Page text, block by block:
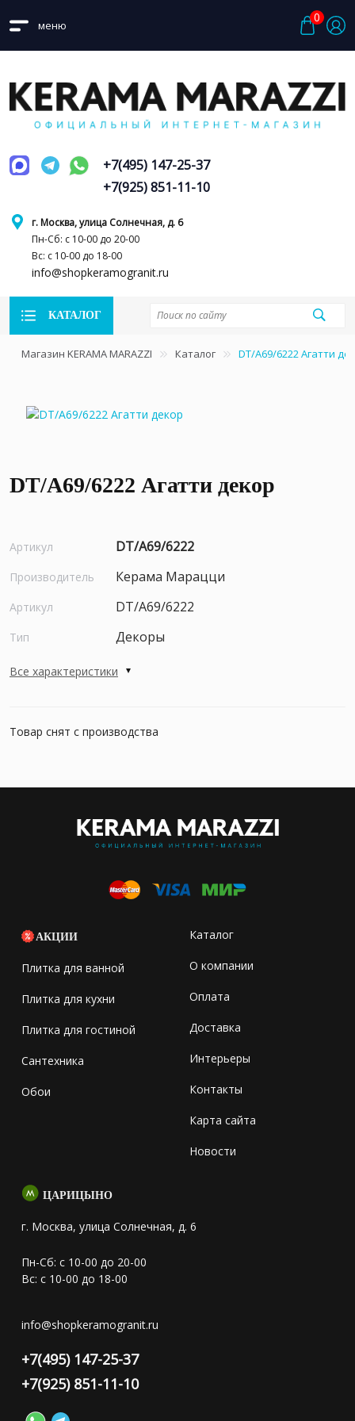
меню
0
г. Москва, улица Солнечная, д. 6
Пн-Сб: с 10-00 до 20-00
Вс: с 10-00 до 18-00
info@shopkeramogranit.ru
+7(495) 147-25-37
+7(925) 851-11-10
КАТАЛОГ
Магазин KERAMA MARAZZI Каталог DT/A69/6222 Агатти
DT/A69/6222 Агатти декор
Артикул DT/A69/6222
Производитель Керама Марацци
Артикул DT/A69/6222
Тип Декоры
Все характеристики
Товар снят с производства
АКЦИИ
Плитка для ванной
Плитка для кухни
Плитка для гостиной
Сантехника
Обои
Каталог
О компании
Оплата
Доставка
Интерьеры
Контакты
Карта сайта
Новости
ЦАРИЦЫНО
г. Москва, улица Солнечная, д. 6
Пн-Сб: с 10-00 до 20-00
Вс: с 10-00 до 18-00
info@shopkeramogranit.ru
+7(495) 147-25-37
+7(925) 851-11-10